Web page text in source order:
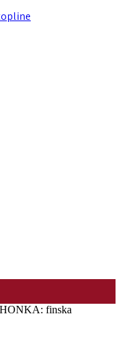
HONKA: finska